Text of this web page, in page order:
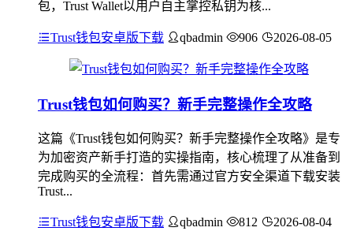
包，Trust Wallet以用户自主掌控私钥为核...
Trust钱包安卓版下载 qbadmin 906 2026-08-05
Trust钱包如何购买？新手完整操作全攻略
这篇《Trust钱包如何购买？新手完整操作全攻略》是专
为加密资产新手打造的实操指南，核心梳理了从准备到
完成购买的全流程：首先需通过官方安全渠道下载安装
Trust...
Trust钱包安卓版下载 qbadmin 812 2026-08-04